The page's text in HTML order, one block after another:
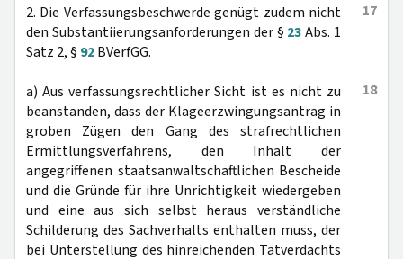
17
2. Die Verfassungsbeschwerde genügt zudem nicht
den Substantiierungsanforderungen der § 23Abs. 1
Satz 2, § 92BVerfGG.
18
a) Aus verfassungsrechtlicher Sicht ist es nicht zu
beanstanden, dass der Klageerzwingungsantrag in
groben Zügen den Gang des strafrechtlichen
Ermittlungsverfahrens, den Inhalt der
angegriffenen staatsanwaltschaftlichen Bescheide
und die Gründe für ihre Unrichtigkeit wiedergeben
und eine aus sich selbst heraus verständliche
Schilderung des Sachverhalts enthalten muss, der
bei Unterstellung des hinreichenden Tatverdachts